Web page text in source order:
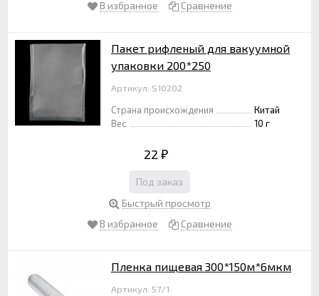
В избранное
Сравнение
Пакет рифленый для вакуумной
упаковки 200*250
Артикул: S10202
Страна происхождения
Китай
Вес
10 г
22 ₽
Под заказ
Быстрый просмотр
В избранное
Сравнение
Пленка пищевая 300*150м*6мкм
Артикул: 57/1